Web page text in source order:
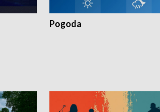
Pogoda